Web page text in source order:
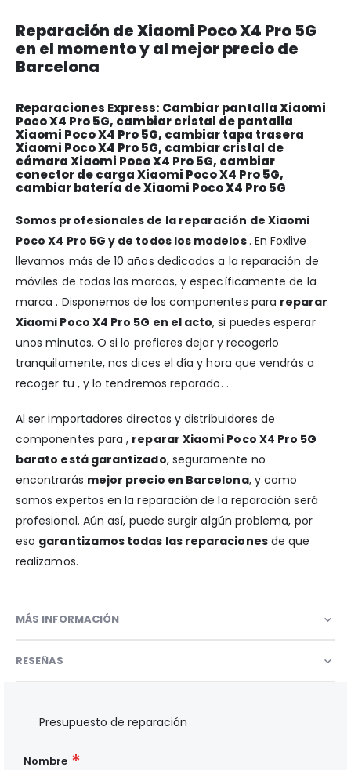
Reparación de Xiaomi Poco X4 Pro 5G
en el momento y al mejor precio de
Barcelona
Reparaciones Express: Cambiar pantalla Xiaomi
Poco X4 Pro 5G, cambiar cristal de pantalla
Xiaomi Poco X4 Pro 5G, cambiar tapa trasera
Xiaomi Poco X4 Pro 5G, cambiar cristal de
cámara Xiaomi Poco X4 Pro 5G, cambiar
conector de carga Xiaomi Poco X4 Pro 5G,
cambiar batería de Xiaomi Poco X4 Pro 5G
Somos profesionales de la reparación de Xiaomi
Poco X4 Pro 5G y de todos los modelos. En Foxlive
llevamos más de 10 años dedicados a la reparación de
móviles de todas las marcas, y específicamente de la
marca . Disponemos de los componentes para reparar
Xiaomi Poco X4 Pro 5G en el acto, si puedes esperar
unos minutos. O si lo prefieres dejar y recogerlo
tranquilamente, nos dices el día y hora que vendrás a
recoger tu , y lo tendremos reparado. .
Al ser importadores directos y distribuidores de
componentes para , reparar Xiaomi Poco X4 Pro 5G
barato está garantizado, seguramente no
encontrarás mejor precio en Barcelona, y como
somos expertos en la reparación de la reparación será
profesional. Aún así, puede surgir algún problema, por
eso garantizamos todas las reparacionesde que
realizamos.
MÁS INFORMACIÓN
RESEÑAS
Presupuesto de reparación
Nombre